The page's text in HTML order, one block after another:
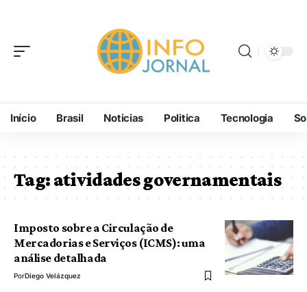
Início Brasil Noticias Politica Tecnologia
Tag:atividades governamentais
Imposto sobre a Circulação de
Mercadorias e Serviços (ICMS): uma
análise detalhada
PorDiego Velázquez